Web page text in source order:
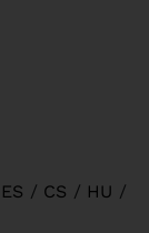
ES / CS / HU /